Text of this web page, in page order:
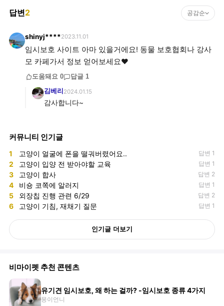
답변2 공감순
shinyj****2023.11.01
임시보호 사이트 아마 있을거에요! 동물 보호협회나 강사
모 카페가서 정보 얻어보세요♥️
도움돼요 0 답글 1
김베리 2024.01.15
감사합니다~
커뮤니티 인기글
1 고양이 얼굴에 폰을 떨궈버렸어요.. 답변 1
2 고양이 입양 전 받아야할 교육 답변 1
3 고양이 합사 답변 2
4 비숑 코쪽에 알러지 답변 1
5 외장칩 진행 관련 6/29 답변 2
6 고양이 기침, 재채기 질문 답변 1
인기글 더보기
비마이펫 추천 콘텐츠
유기견 임시보호, 왜 하는 걸까? -임시보호 종류 4가지
몽이언니